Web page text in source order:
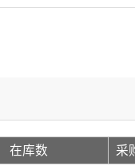
在库数
采